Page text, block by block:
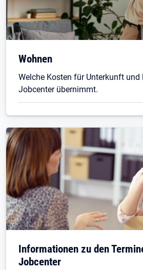
Wohnen
Welche Kosten für Unterkunft und
Jobcenter übernimmt.
Informationen zu den
Jobcenter